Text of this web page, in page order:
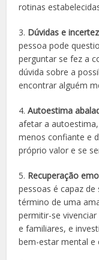
rotinas
3. Dúvidas e
pessoa pode
perguntar se fez a
dúvida sobre a
encontrar alguém
4.Autoestima
afetar a
menos confiante e
próprio valor e se
5. Recuperação
pessoas é capaz
término de uma
permitir-se
e familiares, e
bem-estar mental e